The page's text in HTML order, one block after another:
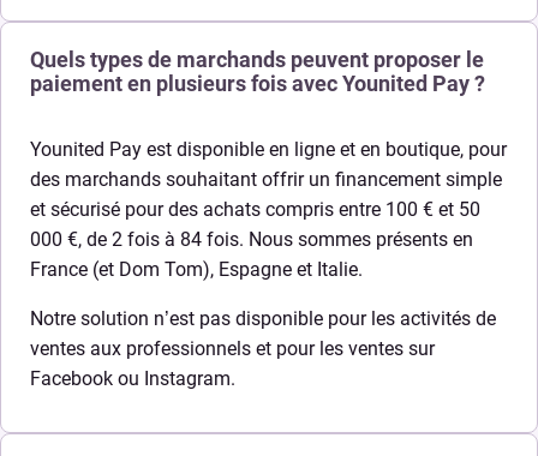
Quels types de marchands peuvent proposer le
paiement en plusieurs fois avec Younited Pay ?
Younited Pay est disponible en ligne et en boutique, pour
des marchands souhaitant offrir un financement simple
et sécurisé pour des achats compris entre 100 € et 50
000 €, de 2 fois à 84 fois. Nous sommes présents en
France (et Dom Tom), Espagne et Italie.
Notre solution n’est pas disponible pour les activités de
ventes aux professionnels et pour les ventes sur
Facebook ou Instagram.